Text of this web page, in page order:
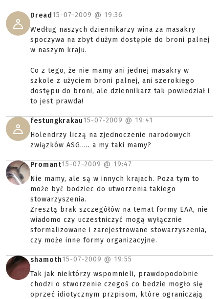
Dread 15-07-2009 @ 19:36
Według naszych dziennikarzy wina za masakry
spoczywa na zbyt dużym dostępie do broni palnej
w naszym kraju.
Co z tego, że nie mamy ani jednej masakry w
szkole z użyciem broni palnej, ani szerokiego
dostępu do broni, ale dziennikarz tak powiedział i
to jest prawda!
festungkrakau15-07-2009 @ 19:41
Holendrzy liczą na zjednoczenie narodowych
związków ASG..... a my taki mamy?
Promant15-07-2009 @ 19:47
Nie mamy, ale są w innych krajach. Poza tym to
może być bodziec do utworzenia takiego
stowarzyszenia.
Zresztą brak szczegółów na temat formy EAA, nie
wiadomo czy uczestniczyć mogą wyłącznie
sformalizowane i zarejestrowane stowarzyszenia,
czy może inne formy organizacyjne.
shamoth15-07-2009 @ 19:55
Tak jak niektórzy wspomnieli, prawdopodobnie
chodzi o stworzenie czegoś co bedzie mogło się
oprzeć idiotycznym przpisom, które ograniczają